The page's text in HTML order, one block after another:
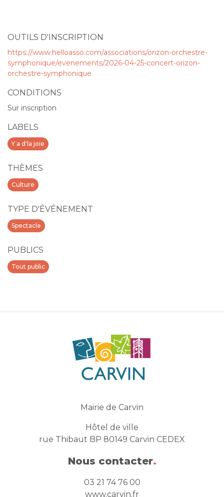
OUTILS D'INSCRIPTION
https://www.helloasso.com/associations/orizon-orchestre-
symphonique/evenements/2026-04-25-concert-orizon-
orchestre-symphonique
CONDITIONS
Sur inscription
LABELS
Y a d'la joie
THÈMES
Culture
TYPE D'ÉVÉNEMENT
Spectacle
PUBLICS
Tout public
Mairie de Carvin
Hôtel de ville
rue Thibaut BP 80149 Carvin CEDEX
Nous contacter.
03 21 74 76 00
www.carvin.fr